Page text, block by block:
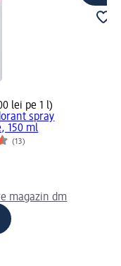
lei pe 1 l)
spray
150 ml
(13)
magazin dm